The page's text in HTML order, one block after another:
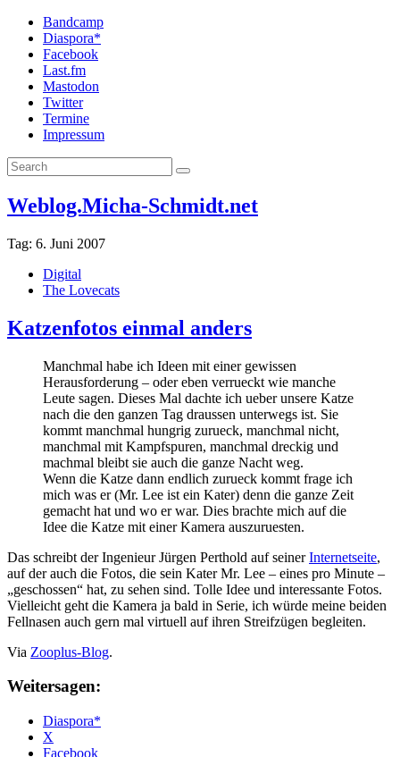
Bandcamp
Diaspora*
Facebook
Last.fm
Mastodon
Twitter
Termine
Impressum
Weblog.Micha-Schmidt.net
Tag: 6. Juni 2007
Digital
The Lovecats
Katzenfotos einmal anders
Manchmal habe ich Ideen mit einer gewissen
Herausforderung – oder eben verrueckt wie manche
Leute sagen. Dieses Mal dachte ich ueber unsere Katze
nach die den ganzen Tag draussen unterwegs ist. Sie
kommt manchmal hungrig zurueck, manchmal nicht,
manchmal mit Kampfspuren, manchmal dreckig und
machmal bleibt sie auch die ganze Nacht weg.
Wenn die Katze dann endlich zurueck kommt frage ich
mich was er (Mr. Lee ist ein Kater) denn die ganze Zeit
gemacht hat und wo er war. Dies brachte mich auf die
Idee die Katze mit einer Kamera auszuruesten.
Das schreibt der Ingenieur Jürgen Perthold auf seinerInternetseite,
auf der auch die Fotos, die sein Kater Mr. Lee – eines pro Minute –
„geschossen“ hat, zu sehen sind. Tolle Idee und interessante Fotos.
Vielleicht geht die Kamera ja bald in Serie, ich würde meine beiden
Fellnasen auch gern mal virtuell auf ihren Streifzügen begleiten.
Via Zooplus-Blog.
Weitersagen:
Diaspora*
X
Facebook